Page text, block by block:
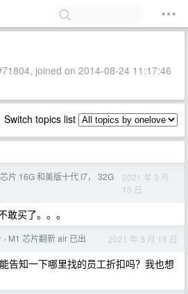
joined on 2014-08-24 11:17:46
Switch topics list
片 16G 和美版十代 I7， 32G
2021 年 3 月
16 日
买了。。。
› M1 芯片翻新 air 已出 2021 年 3 月 16 日
告知一下哪里找的员工折扣吗？我也想